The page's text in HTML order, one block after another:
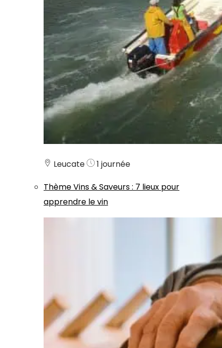
Leucate
1 journée
ThèmeVins & Saveurs: 7 lieux pour
apprendre le vin